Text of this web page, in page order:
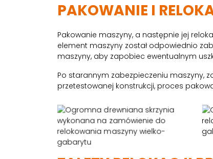
PAKOWANIE I
Pakowanie maszyny, a następnie jej
element maszyny został odpowiednio
maszyny, aby zapobiec ewentualnym
Po starannym zabezpieczeniu maszyny,
przetestowanej konstrukcji, proces